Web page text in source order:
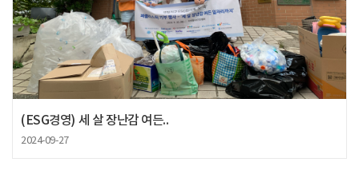
(ESG경영) 세 살 장난감 여든..
2024-09-27